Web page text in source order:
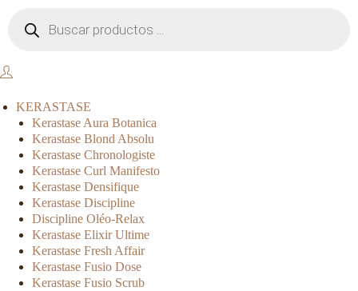
KERASTASE
Kerastase Aura Botanica
Kerastase Blond Absolu
Kerastase Chronologiste
Kerastase Curl Manifesto
Kerastase Densifique
Kerastase Discipline
Discipline Oléo-Relax
Kerastase Elixir Ultime
Kerastase Fresh Affair
Kerastase Fusio Dose
Kerastase Fusio Scrub